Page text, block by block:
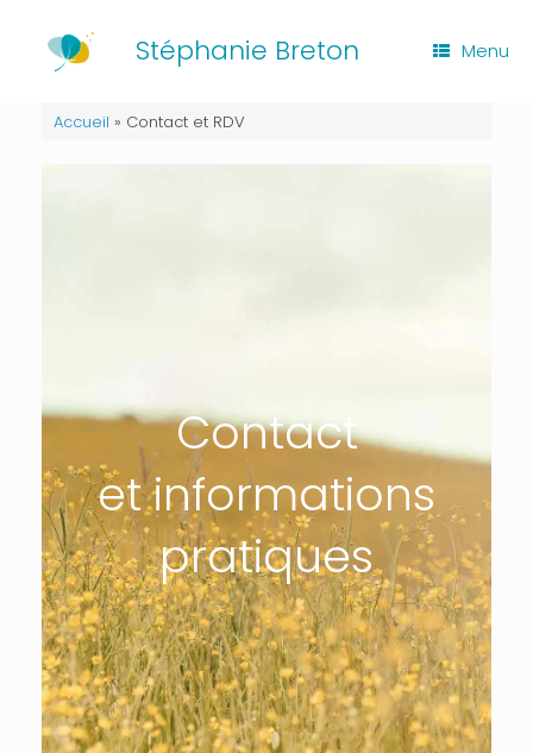
content
Stéphanie Breton Menu
Accueil » Contact et RDV
Contact
et informations
pratiques